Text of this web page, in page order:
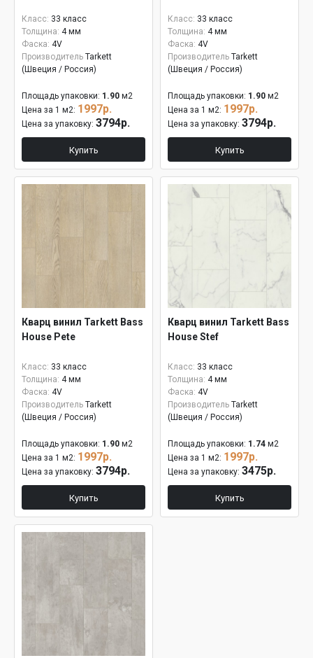
Класс: 33 класс
Толщина: 4 мм
Фаска: 4V
Производитель Tarkett
(Швеция / Россия)
Площадь упаковки: 1.90 м2
Цена за 1 м2: 1997р.
Цена за упаковку: 3794р.
Купить
Класс: 33 класс
Толщина: 4 мм
Фаска: 4V
Производитель Tarkett
(Швеция / Россия)
Площадь упаковки: 1.90 м2
Цена за 1 м2: 1997р.
Цена за упаковку: 3794р.
Купить
Кварц винил Tarkett Bass
House Pete
Класс: 33 класс
Толщина: 4 мм
Фаска: 4V
Производитель Tarkett
(Швеция / Россия)
Площадь упаковки: 1.90 м2
Цена за 1 м2: 1997р.
Цена за упаковку: 3794р.
Купить
Кварц винил Tarkett Bass
House Stef
Класс: 33 класс
Толщина: 4 мм
Фаска: 4V
Производитель Tarkett
(Швеция / Россия)
Площадь упаковки: 1.74 м2
Цена за 1 м2: 1997р.
Цена за упаковку: 3475р.
Купить